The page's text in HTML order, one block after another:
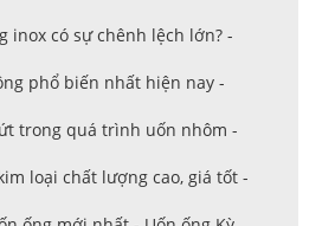
inox có sự chênh lệch lớn? -
phổ biến nhất hiện nay -
trong quá trình uốn nhôm -
loại chất lượng cao, giá tốt -